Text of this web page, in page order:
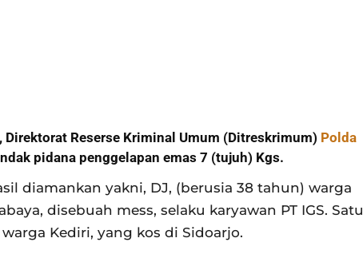
Direktorat Reserse Kriminal Umum (Ditreskrimum) Polda
pidana penggelapan emas 7 (tujuh) Kgs.
diamankan yakni, DJ, (berusia 38 tahun) warga
disebuah mess, selaku karyawan PT IGS. Satu
Kediri, yang kos di Sidoarjo.